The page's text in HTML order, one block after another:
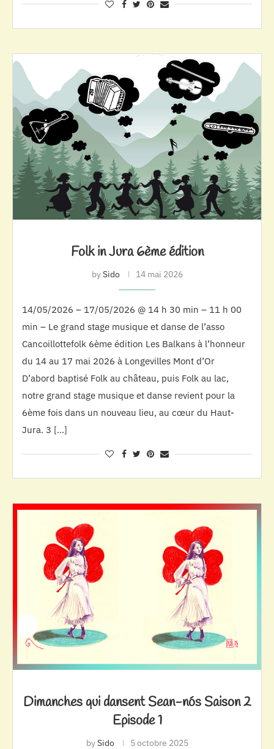
Folk in Jura 6ème édition
bySido 14 mai 2026
14/05/2026 – 17/05/2026 @ 14 h 30 min – 11 h 00
min – Le grand stage musique et danse de l’asso
Cancoillottefolk 6ème édition Les Balkans à l’honneur
du 14 au 17 mai 2026 à Longevilles Mont d’Or
D’abord baptisé Folk au château, puis Folk au lac,
notre grand stage musique et danse revient pour la
6ème fois dans un nouveau lieu, au cœur du Haut-
Jura. 3 […]
Dimanches qui dansent Sean-nós Saison 2
Episode 1
bySido 5 octobre 2025